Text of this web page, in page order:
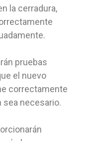
la cerradura,
pruebas
el nuevo
correctamente
sea necesario.